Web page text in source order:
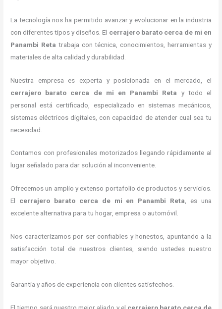
La tecnología nos ha permitido avanzar y evolucionar en la industria
con diferentes tipos y diseños. El cerrajero barato cerca de mi en
Panambi Reta trabaja con técnica, conocimientos, herramientas y
materiales de alta calidad y durabilidad.
Nuestra empresa es experta y posicionada en el mercado, el
cerrajero barato cerca de mi en Panambi Reta y todo el
personal está certificado, especializado en sistemas mecánicos,
sistemas eléctricos digitales, con capacidad de atender cual sea tu
necesidad.
Contamos con profesionales motorizados llegando rápidamente al
lugar señalado para dar solución al inconveniente.
Ofrecemos un amplio y extenso portafolio de productos y servicios.
El cerrajero barato cerca de mi en Panambi Reta, es una
excelente alternativa para tu hogar, empresa o automóvil.
Nos caracterizamos por ser confiables y honestos, apuntando a la
satisfacción total de nuestros clientes, siendo ustedes nuestro
mayor objetivo.
Garantía y años de experiencia con clientes satisfechos.